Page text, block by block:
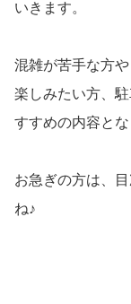
いきます。
混雑が苦手な方
楽しみたい方、
すすめの内容とな
お急ぎの方は、
ね♪